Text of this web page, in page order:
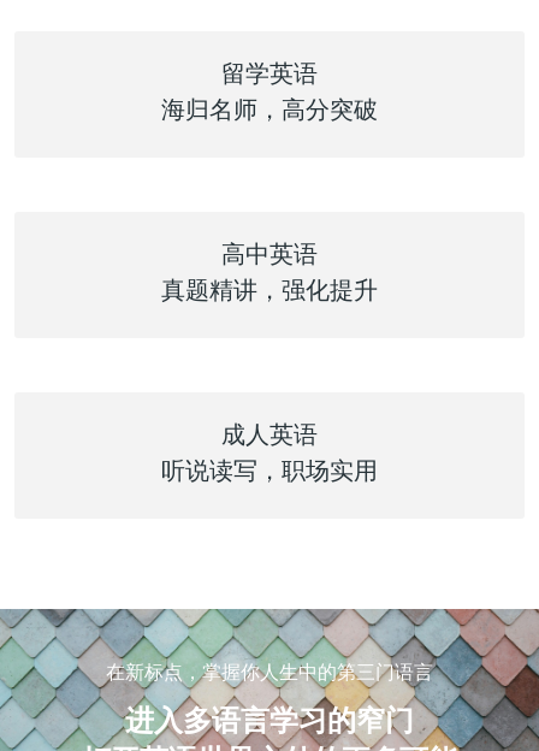
留学英语
海归名师，高分突破
高中英语
真题精讲，强化提升
成人英语
听说读写，职场实用
在新标点，掌握你人生中的第三门语言
进入多语言学习的窄门